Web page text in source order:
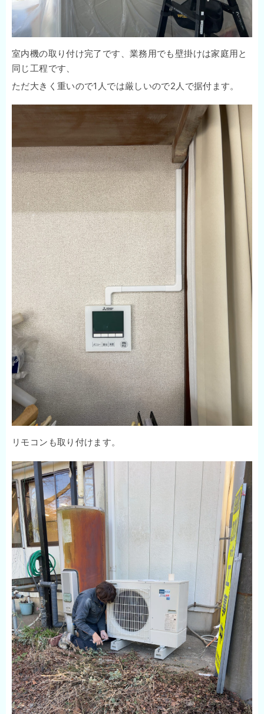
室内機の取り付け完了です、業務用でも壁掛けは家庭用と
同じ工程です、
ただ大きく重いので1人では厳しいので2人で据付ます。
リモコンも取り付けます。